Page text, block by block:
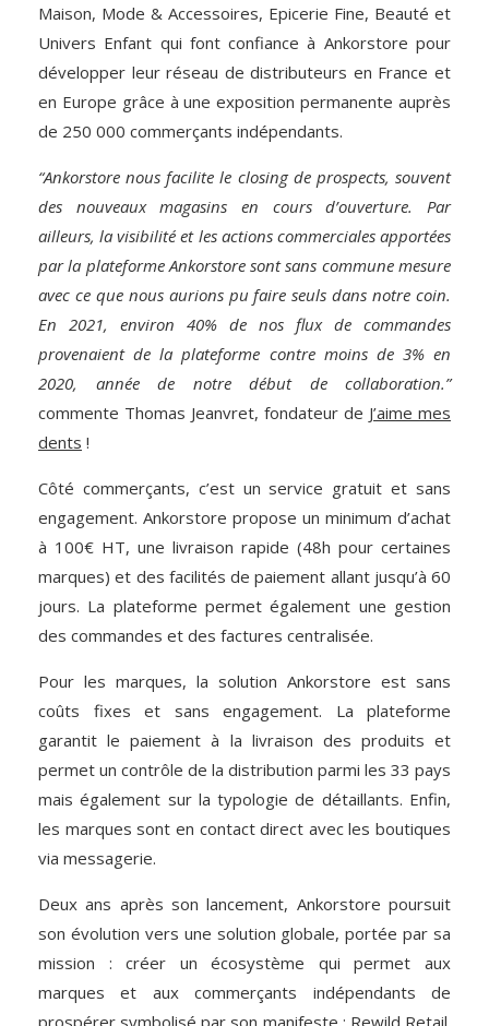
Maison, Mode & Accessoires, Epicerie Fine, Beauté et
Univers Enfant qui font confiance à Ankorstore pour
développer leur réseau de distributeurs en France et
en Europe grâce à une exposition permanente auprès
de 250 000 commerçants indépendants.
“Ankorstore nous facilite le closing de prospects, souvent
des nouveaux magasins en cours d’ouverture. Par
ailleurs, la visibilité et les actions commerciales apportées
par la plateforme Ankorstore sont sans commune mesure
avec ce que nous aurions pu faire seuls dans notre coin.
En 2021, environ 40% de nos flux de commandes
provenaient de la plateforme contre moins de 3% en
2020, année de notre début de collaboration.”
commente Thomas Jeanvret, fondateur de J’aime mes
dents !
Côté commerçants, c’est un service gratuit et sans
engagement. Ankorstore propose un minimum d’achat
à 100€ HT, une livraison rapide (48h pour certaines
marques) et des facilités de paiement allant jusqu’à 60
jours. La plateforme permet également une gestion
des commandes et des factures centralisée.
Pour les marques, la solution Ankorstore est sans
coûts fixes et sans engagement. La plateforme
garantit le paiement à la livraison des produits et
permet un contrôle de la distribution parmi les 33 pays
mais également sur la typologie de détaillants. Enfin,
les marques sont en contact direct avec les boutiques
via messagerie.
Deux ans après son lancement, Ankorstore poursuit
son évolution vers une solution globale, portée par sa
mission : créer un écosystème qui permet aux
marques et aux commerçants indépendants de
prospérer symbolisé par son manifeste : Rewild Retail.